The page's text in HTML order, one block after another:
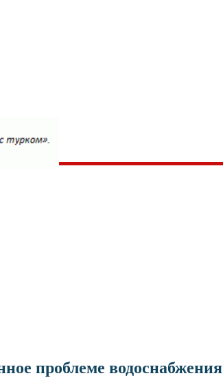
проблеме водоснабжения